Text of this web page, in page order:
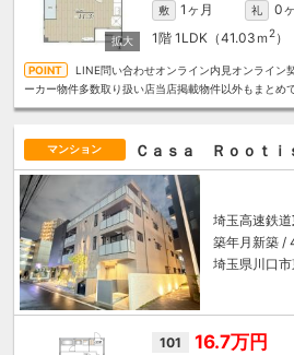
敷 1ヶ月 礼
0
1階 1LDK（41.03ｍ 2）
LINE問い合わせオンライン内見オンライン
ーカー物件多数取り扱い店当店掲載物件以外もまとめ
マンション Ｃａｓａ Ｒｏｏｔｉ
埼玉高速鉄道
築年月新築 /
埼玉県川口
101 16.7万円